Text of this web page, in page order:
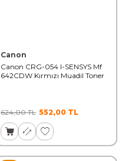
Canon
Canon CRG-054 I-SENSYS Mf
642CDW Kırmızı Muadil Toner
624,00TL 552,00 TL